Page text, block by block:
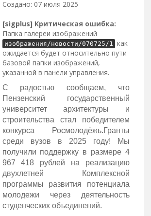
Создано: 07 июля 2025
[sigplus] Критическая ошибка:
Папка галереи изображений
изображения/новости/070725/1 как
ожидается будет относительно пути
базовой папки изображений,
указанной в панели управления.
С радостью сообщаем, что
Пензенский государственный
университет архитектуры и
строительства стал победителем
конкурса Росмолодёжь.Гранты
среди вузов в 2025 году! Мы
получили поддержку в размере 4
967 418 рублей на реализацию
двухлетней Комплексной
программы развития потенциала
молодежи через деятельность
студенческих объединений.